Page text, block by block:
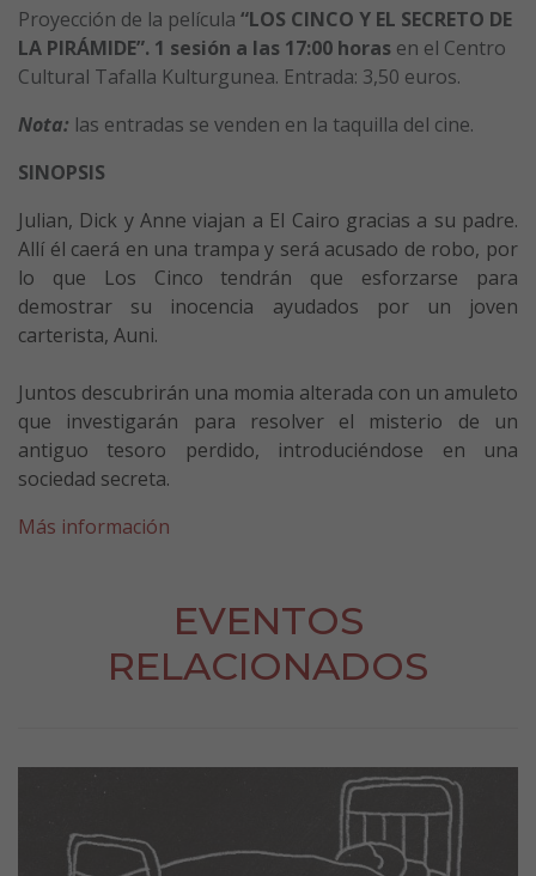
Proyección de la película “LOS CINCO Y EL SECRETO DE
LA PIRÁMIDE”. 1 sesión a las 17:00 horas en el Centro
Cultural Tafalla Kulturgunea. Entrada: 3,50 euros.
Nota: las entradas se venden en la taquilla del cine.
SINOPSIS
Julian, Dick y Anne viajan a El Cairo gracias a su padre.
Allí él caerá en una trampa y será acusado de robo, por
lo que Los Cinco tendrán que esforzarse para
demostrar su inocencia ayudados por un joven
carterista, Auni.
Juntos descubrirán una momia alterada con un amuleto
que investigarán para resolver el misterio de un
antiguo tesoro perdido, introduciéndose en una
sociedad secreta.
Más información
EVENTOS
RELACIONADOS